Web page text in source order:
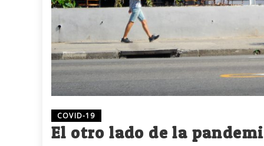
COVID-19
El otro lado de la